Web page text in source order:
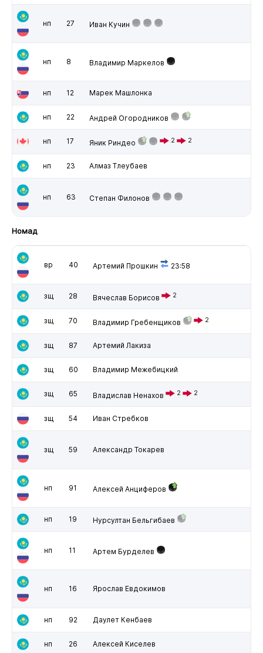
нп 27 Иван Кучин
нп 8 Владимир Маркелов
нп 12 Марек Машлонка
нп 22 Андрей Огородников
нп 17 Яник Риндео 2 2
нп 23 Алмаз Тлеубаев
нп 63 Степан Филонов
Номад
вр 40 Артемий Прошкин 23:58
зщ 28 Вячеслав Борисов 2
зщ 70 Владимир Гребенщиков 2
зщ 87 Артемий Лакиза
зщ 60 Владимир Межебицкий
зщ 65 Владислав Ненахов 2 2
зщ 54 Иван Стребков
зщ 59 Александр Токарев
нп 91 Алексей Анциферов
нп 19 Нурсултан Бельгибаев
нп 11 Артем Бурделев
нп 16 Ярослав Евдокимов
нп 92 Даулет Кенбаев
нп 26 Алексей Киселев